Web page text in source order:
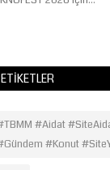
ETIKETLER
#Aidat
#Konut